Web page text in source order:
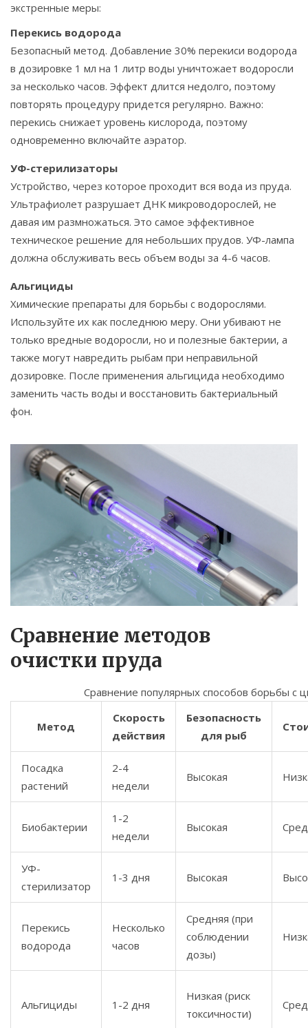
экстренные меры:
Перекись водорода
Безопасный метод. Добавление 30% перекиси водорода
в дозировке 1 мл на 1 литр воды уничтожает водоросли
за несколько часов. Эффект длится недолго, поэтому
повторять процедуру придется регулярно. Важно:
перекись снижает уровень кислорода, поэтому
одновременно включайте аэратор.
УФ-стерилизаторы
Устройство, через которое проходит вся вода из пруда.
Ультрафиолет разрушает ДНК микроводорослей, не
давая им размножаться. Это самое эффективное
техническое решение для небольших прудов. УФ-лампа
должна обслуживать весь объем воды за 4-6 часов.
Альгициды
Химические препараты для борьбы с водорослями.
Используйте их как последнюю меру. Они убивают не
только вредные водоросли, но и полезные бактерии, а
также могут навредить рыбам при неправильной
дозировке. После применения альгицида необходимо
заменить часть воды и восстановить бактериальный
фон.
Сравнение методов
очистки пруда
Сравнение популярных способов борьбы с
Метод
Скорость
действия
Безопасность
для рыб
Посадка
растений
2-4
недели
Высокая
Биобактерии
1-2
недели
Высокая
УФ-
стерилизатор
1-3 дня Высокая
Перекись
водорода
Несколько
часов
Средняя (при
соблюдении
дозы)
Альгициды 1-2 дня
Низкая (риск
токсичности)